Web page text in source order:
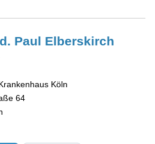
Paul Elberskirch
Köln
64